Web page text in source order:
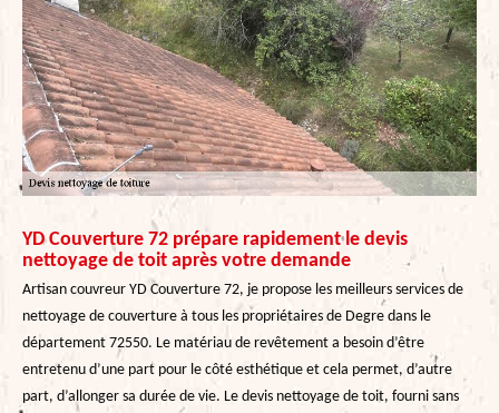
YD Couverture 72 prépare rapidement le devis
nettoyage de toit après votre demande
Artisan couvreur YD Couverture 72, je propose les meilleurs services de
nettoyage de couverture à tous les propriétaires de Degre dans le
département 72550. Le matériau de revêtement a besoin d’être
entretenu d’une part pour le côté esthétique et cela permet, d’autre
part, d’allonger sa durée de vie. Le devis nettoyage de toit, fourni sans